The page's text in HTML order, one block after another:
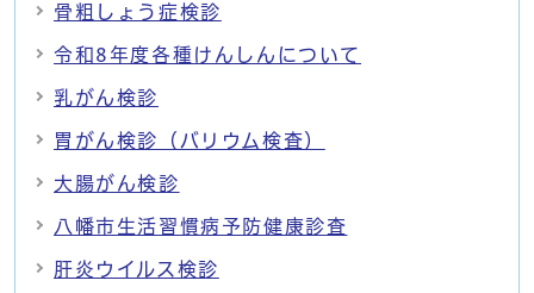
骨粗しょう症検診
令和8年度各種けんしんについて
乳がん検診
胃がん検診（バリウム検査）
大腸がん検診
八幡市生活習慣病予防健康診査
肝炎ウイルス検診